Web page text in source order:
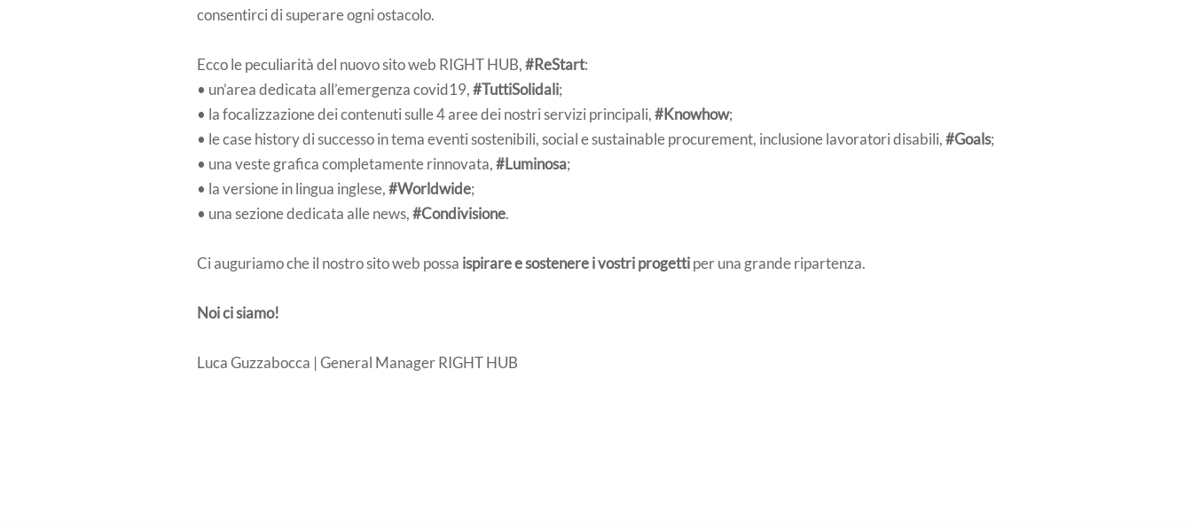
consentirci di superare ogni ostacolo.
Ecco le peculiarità del nuovo sito web RIGHT HUB, #ReStart:
• un’area dedicata all’emergenza covid19, #TuttiSolidali;
• la focalizzazione dei contenuti sulle 4 aree dei nostri servizi principali, #Knowhow;
• le case history di successo in tema eventi sostenibili, social e sustainable procurement, inclusione lavoratori disabili, #Goals;
• una veste grafica completamente rinnovata, #Luminosa;
• la versione in lingua inglese, #Worldwide;
• una sezione dedicata alle news, #Condivisione.
Ci auguriamo che il nostro sito web possa ispirare e sostenere i vostri progetti per una grande ripartenza.
Noi ci siamo!
Luca Guzzabocca | General Manager RIGHT HUB